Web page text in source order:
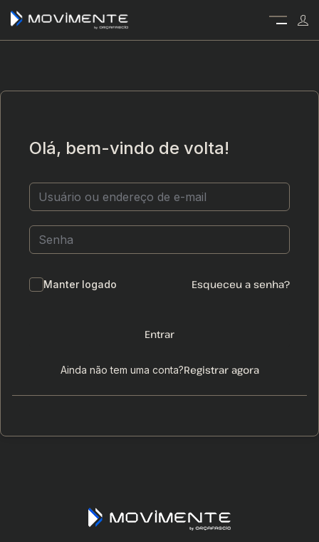
Olá, bem-vindo de volta!
Manter logado Esqueceu a senha?
Entrar
Ainda não tem uma conta?Registrar agora